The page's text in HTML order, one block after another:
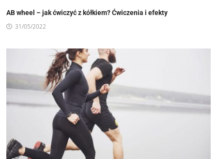
AB wheel – jak ćwiczyć z kółkiem? Ćwiczenia i efekty
31/05/2022